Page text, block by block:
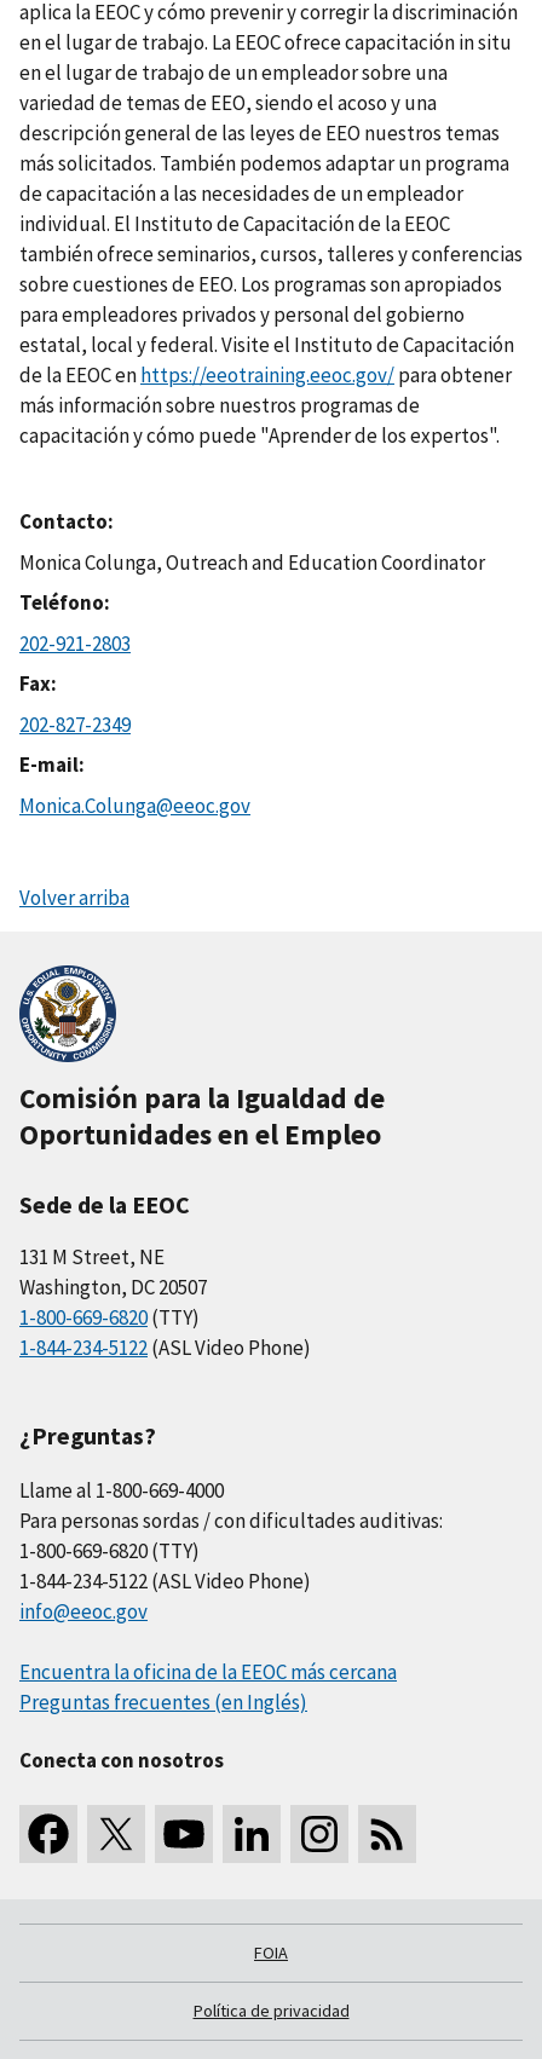
aplica la EEOC y cómo prevenir y corregir la discriminación
en el lugar de trabajo. La EEOC ofrece capacitación in situ
en el lugar de trabajo de un empleador sobre una
variedad de temas de EEO, siendo el acoso y una
descripción general de las leyes de EEO nuestros temas
más solicitados. También podemos adaptar un programa
de capacitación a las necesidades de un empleador
individual. El Instituto de Capacitación de la EEOC
también ofrece seminarios, cursos, talleres y conferencias
sobre cuestiones de EEO. Los programas son apropiados
para empleadores privados y personal del gobierno
estatal, local y federal. Visite el Instituto de Capacitación
de la EEOC enhttps://eeotraining.eeoc.gov/para obtener
más información sobre nuestros programas de
capacitación y cómo puede "Aprender de los expertos".
Contacto
Monica Colunga, Outreach and Education Coordinator
Teléfono
202-921-2803
Fax
202-827-2349
E-mail
Monica.Colunga@eeoc.gov
Volver arriba
Comisión para la Igualdad de
Oportunidades en el Empleo
Sede de la EEOC
131 M Street, NE
Washington, DC 20507
1-800-669-6820(TTY)
1-844-234-5122(ASL Video Phone)
¿Preguntas?
Llame al 1-800-669-4000
Para personas sordas / con dificultades auditivas:
1-800-669-6820 (TTY)
1-844-234-5122 (ASL Video Phone)
info@eeoc.gov
Encuentra la oficina de la EEOC más cercana
Preguntas frecuentes (en Inglés)
Conecta con nosotros
FOIA
Política de privacidad